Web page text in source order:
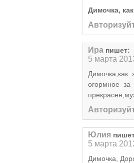
Димочка,
Ира пишет:
5 марта
Димочка,как
огормное
Юлия
5 марта
Димочка,